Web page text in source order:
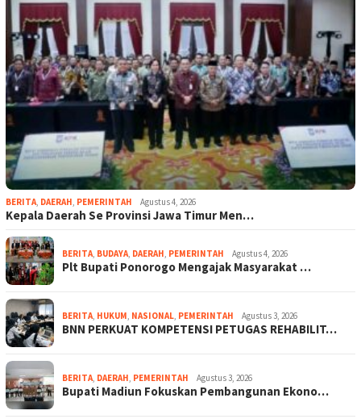
BERITA, DAERAH, PEMERINTAH Agustus 4, 2026
Kepala Daerah Se Provinsi Jawa Timur Men…
BERITA, BUDAYA, DAERAH, PEMERINTAH Agustus 4, 2026
Plt Bupati Ponorogo Mengajak Masyarakat …
BERITA, HUKUM, NASIONAL, PEMERINTAH Agustus 3, 2026
BNN PERKUAT KOMPETENSI PETUGAS REHABILIT…
BERITA, DAERAH, PEMERINTAH Agustus 3, 2026
Bupati Madiun Fokuskan Pembangunan Ekono…